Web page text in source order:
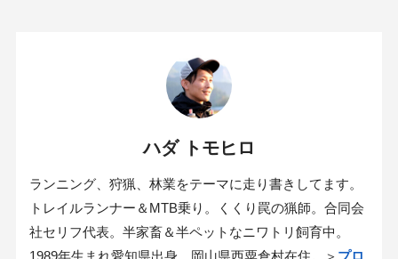
ハダ トモヒロ
ランニング、狩猟、林業をテーマに走り書きしてます。
トレイルランナー＆MTB乗り。くくり罠の猟師。合同会
社セリフ代表。半家畜＆半ペットなニワトリ飼育中。
1989年生まれ愛知県出身、岡山県西粟倉村在住。＞ プロ